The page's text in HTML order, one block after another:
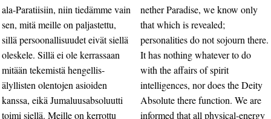
ala-Paratiisiin, niin tiedämme vain
sen, mitä meille on paljastettu,
sillä persoonallisuudet eivät siellä
oleskele. Sillä ei ole kerrassaan
mitään tekemistä hengellis-
älyllisten olentojen asioiden
kanssa, eikä Jumaluusabsoluutti
toimi siellä. Meille on kerrottu
nether Paradise, we know only
that which is revealed;
personalities do not sojourn there.
It has nothing whatever to do
with the affairs of spirit
intelligences, nor does the Deity
Absolute there function. We are
informed that all physical-energy